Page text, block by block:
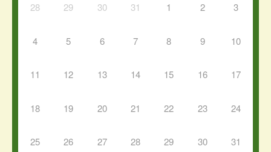
28 29 30 31 1 2 3
4 5 6 7 8 9 10
11 12 13 14 15 16 17
18 19 20 21 22 23 24
25 26 27 28 29 30 31